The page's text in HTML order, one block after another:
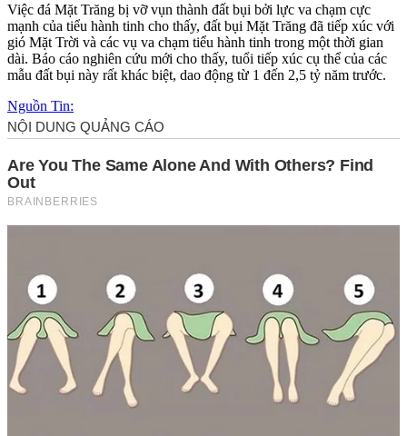
Việc đá Mặt Trăng bị vỡ vụn thành đất bụi bởi lực va chạm cực
mạnh của tiểu hành tinh cho thấy, đất bụi Mặt Trăng đã tiếp xúc với
gió Mặt Trời và các vụ va chạm tiểu hành tinh trong một thời gian
dài. Báo cáo nghiên cứu mới cho thấy, tuổi tiếp xúc cụ thể của các
mẫu đất bụi này rất khác biệt, dao động từ 1 đến 2,5 tỷ năm trước.
Nguồn Tin: